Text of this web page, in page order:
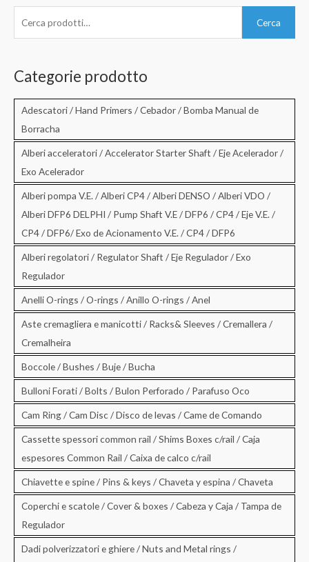
c
Cerca
Categorie prodotto
Adescatori / Hand Primers / Cebador / Bomba Manual de
Borracha
Alberi acceleratori / Accelerator Starter Shaft / Eje Acelerador /
Exo Acelerador
Alberi pompa V.E. / Alberi CP4 / Alberi DENSO / Alberi VDO /
Alberi DFP6 DELPHI / Pump Shaft V.E / DFP6 / CP4 / Eje V.E. /
CP4 / DFP6/ Exo de Acionamento V.E. / CP4 / DFP6
Alberi regolatori / Regulator Shaft / Eje Regulador / Exo
Regulador
Anelli O-rings / O-rings / Anillo O-rings / Anel
Aste cremagliera e manicotti / Racks& Sleeves / Cremallera /
Cremalheira
Boccole / Bushes / Buje / Bucha
Bulloni Forati / Bolts / Bulon Perforado / Parafuso Oco
Cam Ring / Cam Disc / Disco de levas / Came de Comando
Cassette spessori common rail / Shims Boxes c/rail / Caja
espesores Common Rail / Caixa de calco c/rail
Chiavette e spine / Pins & keys / Chaveta y espina / Chaveta
Coperchi e scatole / Cover & boxes / Cabeza y Caja / Tampa de
Regulador
Dadi polverizzatori e ghiere / Nuts and Metal rings /